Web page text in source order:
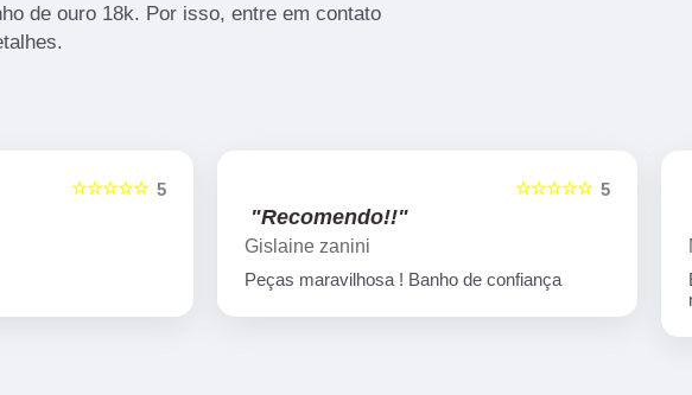
de ouro 18k. Por isso, entre em contato
5
☆☆☆☆☆
de confiança
5
☆☆☆☆☆
"Recomendo!!"
Marcelo Nicchio
Empresa corretíssima, banho de confiança